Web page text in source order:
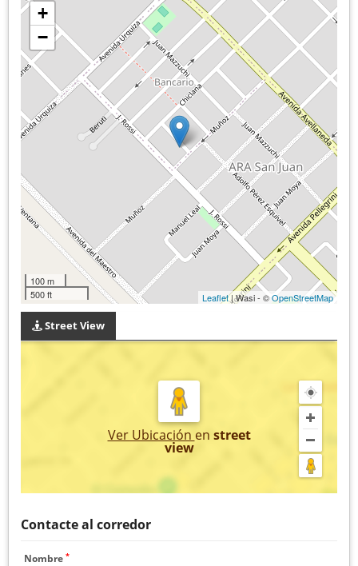
+
−
100 m
500 ft
Leaflet| Wasi - ©OpenStreetMap
Street View
Ver Ubicación en street
view
Contacte al corredor
Nombre *